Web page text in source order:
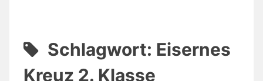
Schlagwort: Eisernes
Kreuz 2. Klasse